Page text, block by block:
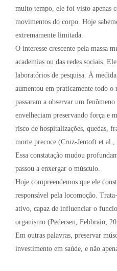
muito tempo, ele foi visto apenas
movimentos do corpo. Hoje
extremamente limitada.
O interesse crescente pela massa
academias ou das redes sociais.
laboratórios de pesquisa. À
aumentou em praticamente todo o
passaram a observar um
envelheciam preservando força e
risco de hospitalizações, quedas,
morte precoce (Cruz-Jentoft et
Essa constatação mudou
passou a enxergar o músculo.
Hoje compreendemos que ele
responsável pela locomoção.
ativo, capaz de influenciar o
organismo (Pedersen; Febbraio,
Em outras palavras, preservar
investimento em saúde, e não